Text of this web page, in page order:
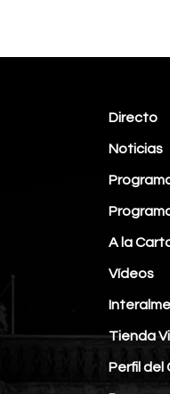
Directo
Noticias
A la
Vídeos
Tienda
Perfil